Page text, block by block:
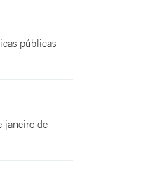
públicas
janeiro de